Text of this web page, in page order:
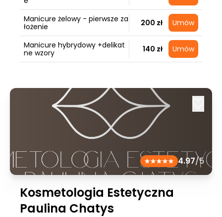
Manicure żelowy - pierwsze za
łożenie
200 zł Umów
Manicure hybrydowy +delikat
ne wzory
140 zł Umów
4.97/5
Kosmetologia Estetyczna
Paulina Chatys